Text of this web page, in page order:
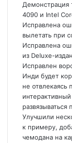
Демонстрация
4090 и Intel
Исправлена
вылетать при
Исправлена
из Deluxe-
Исправлен
Инди будет
не
развязываться
Улучшили
к примеру,
чемодана на